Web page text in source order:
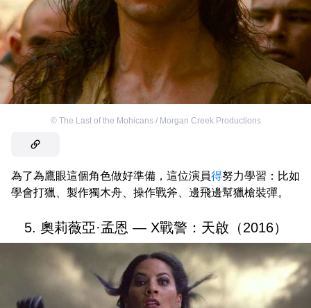
© The Last of the Mohicans / Morgan Creek Productions
為了為鷹眼這個角色做好準備，這位演員得努力學習：比如
學會打獵、製作獨木舟、操作戰斧、邊飛邊幫獵槍裝彈。
5. 奧莉薇亞·孟恩 — X戰警：天啟（2016）